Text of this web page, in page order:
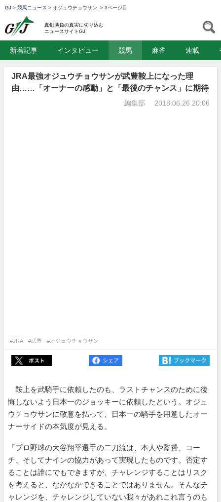
GJ > 競馬ニュース > オジュウチョウサン > 3ページ目
真剣勝負の真実に切り込む
ニュースサイトGJ
新着記事 インタビュー 競馬 麻雀 連載
JRA最強オジュウチョウサンが武豊鞍上になった理
由……「オーナーの感動」と「最後のチャンス」に期待
編集部 2018.06.26 20:06
#JRA #武豊 #オジュウチョウサン
鞍上を武騎手に依頼したのも、ラストチャンスのために後
悔しないよう日本一のジョッキーに依頼したという。オジュ
ウチョウサンに敬意を払って、日本一の騎手を用意したオー
ナーサイドの本気度が見える。
「プロ野球の大谷翔平選手の二刀流は、本人や監督、コー
チ、そしてナインの協力があって実現したものです。否定す
ることは誰にでもできますが、チャレンジすることはリスク
を考えると、なかなかできることではありません。そんなチ
ャレンジを、チャレンジしていない我々があれこれ言うのも